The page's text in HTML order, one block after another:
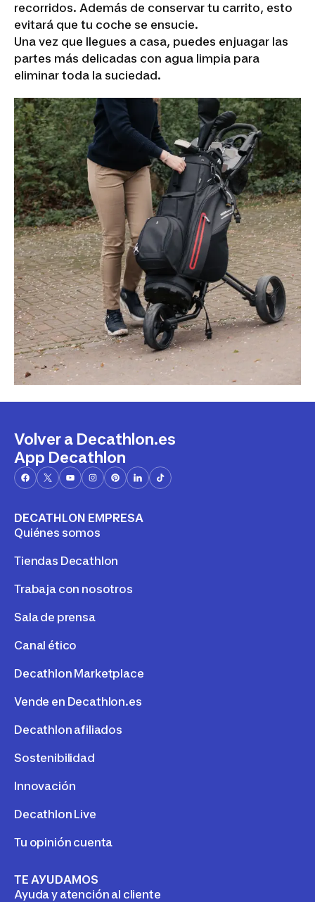
recorridos. Además de conservar tu carrito, esto
evitará que tu coche se ensucie.
Una vez que llegues a casa, puedes enjuagar las
partes más delicadas con agua limpia para
eliminar toda la suciedad.
Volver a Decathlon.es
App Decathlon
DECATHLON EMPRESA
Quiénes somos
Tiendas Decathlon
Trabaja con nosotros
Sala de prensa
Canal ético
Decathlon Marketplace
Vende en Decathlon.es
Decathlon afiliados
Sostenibilidad
Innovación
Decathlon Live
Tu opinión cuenta
TE AYUDAMOS
Ayuda y atención al cliente